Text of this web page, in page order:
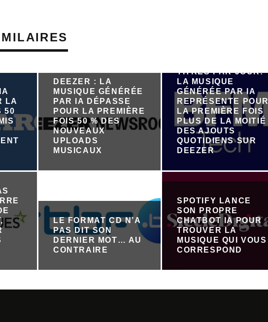
LA
50
DEEZER : LA
MUSIQUE GÉNÉRÉE
PAR IA DÉPASSE
POUR LA PREMIÈRE
FOIS 50 % DES
NOUVEAUX
UPLOADS
MUSICAUX
TITRES PAR JOUR:
LA MUSIQUE
GÉNÉRÉE PAR IA
REPRÉSENTE POUR
LA PREMIÈRE FOIS
PLUS DE LA MOITIÉ
DES AJOUTS
QUOTIDIENS SUR
DEEZER
LE FORMAT CD N’A
PAS DIT SON
DERNIER MOT… AU
CONTRAIRE
SPOTIFY LANCE
SON PROPRE
CHATBOT IA POUR
TROUVER LA
MUSIQUE QUI VOUS
CORRESPOND